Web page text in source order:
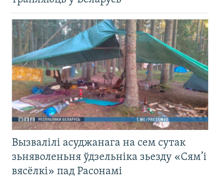
Вызвалілі асуджанага на сем сутак
зьняволеньня ўдзельніка зьезду «Сям’і
вясёлкі» пад Расонамі